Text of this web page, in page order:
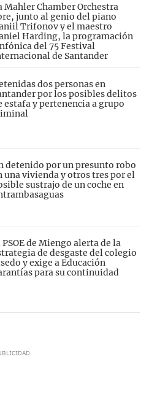
Mahler Chamber Orchestra
junto al genio del piano
Trifonov y el maestro
Harding, la programación
del 75 Festival
de Santander
dos personas en
por los posibles delitos
estafa y pertenencia a grupo
detenido por un presunto robo
una vivienda y otros tres por el
sustrajo de un coche en
PSOE de Miengo alerta de la
de desgaste del colegio
y exige a Educación
para su continuidad